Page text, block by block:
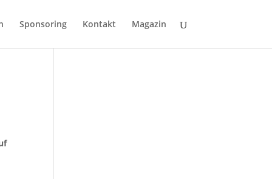
Sponsoring Kontakt Magazin